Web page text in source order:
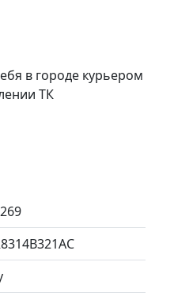
в городе курьером
ТК